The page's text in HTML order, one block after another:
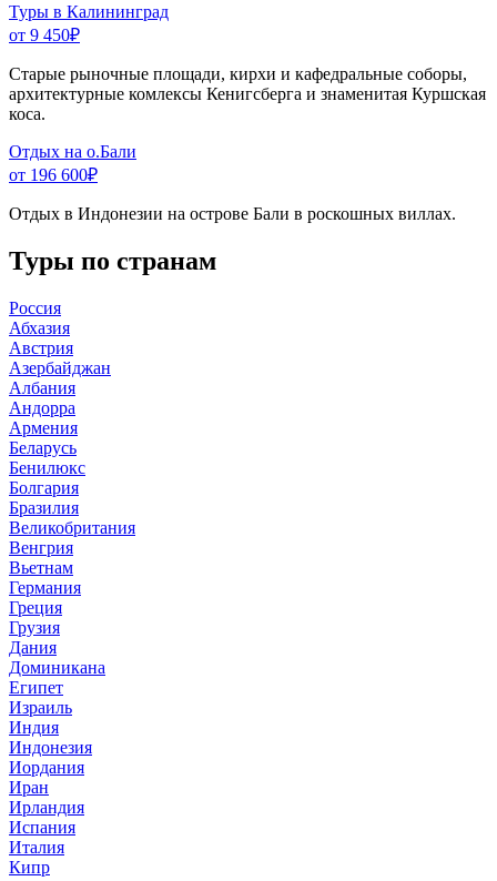
Туры в Калининград
от 9 450₽
Старые рыночные площади, кирхи и кафедральные соборы,
архитектурные комлексы Кенигсберга и знаменитая Куршская
коса.
Отдых на о.Бали
от 196 600₽
Отдых в Индонезии на острове Бали в роскошных виллах.
Туры по странам
Россия
Абхазия
Австрия
Азербайджан
Албания
Андорра
Армения
Беларусь
Бенилюкс
Болгария
Бразилия
Великобритания
Венгрия
Вьетнам
Германия
Греция
Грузия
Дания
Доминикана
Египет
Израиль
Индия
Индонезия
Иордания
Иран
Ирландия
Испания
Италия
Кипр